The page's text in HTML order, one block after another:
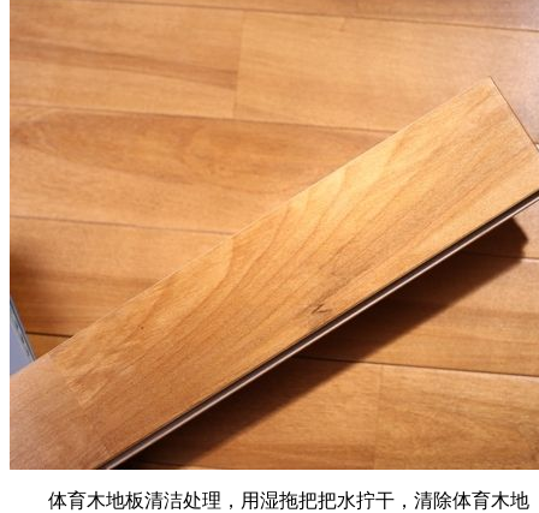
体育木地板清洁处理，用湿拖把把水拧干，清除体育木地